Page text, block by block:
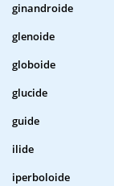
ginandroide
glenoide
globoide
glucide
guide
ilide
iperboloide